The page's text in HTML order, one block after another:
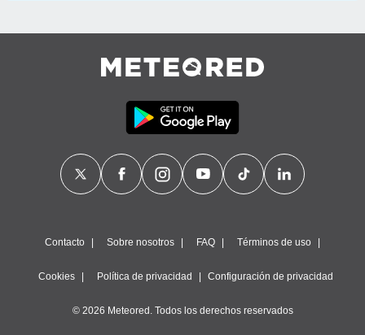
Contacto Sobre nosotros FAQ Términos de uso
Cookies Política de privacidad Configuración de privacidad
© 2026 Meteored. Todos los derechos reservados